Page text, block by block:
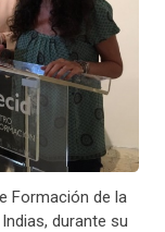
Formación de la
durante su